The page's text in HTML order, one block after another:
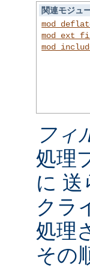
関連モジュ
フィ
処理
に 送
クラ
処理
その